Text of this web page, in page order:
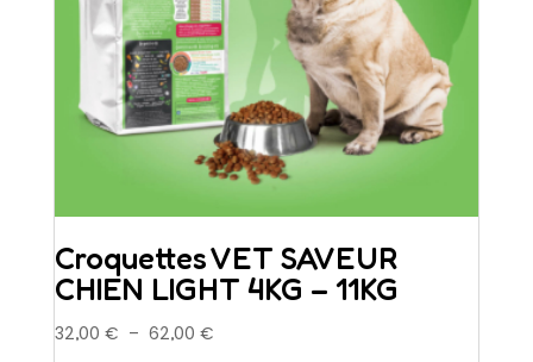
Croquettes VET SAVEUR
CHIEN LIGHT 4KG – 11KG
32,00 € – 62,00 €Plage